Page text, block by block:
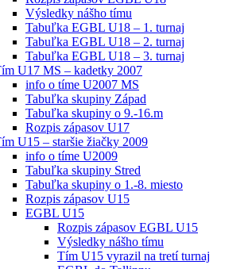
Výsledky nášho tímu
Tabuľka EGBL U18 – 1. turnaj
Tabuľka EGBL U18 – 2. turnaj
Tabuľka EGBL U18 – 3. turnaj
U17 MS – kadetky 2007
info o tíme U2007 MS
Tabuľka skupiny Západ
Tabuľka skupiny o 9.-16.m
Rozpis zápasov U17
U15 – staršie žiačky 2009
info o tíme U2009
Tabuľka skupiny Stred
Tabuľka skupiny o 1.-8. miesto
Rozpis zápasov U15
EGBL U15
Rozpis zápasov EGBL U15
Výsledky nášho tímu
Tím U15 vyrazil na tretí turnaj